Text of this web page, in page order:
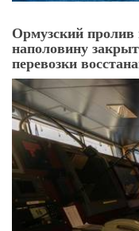
Ормузский
наполовину
перевозки